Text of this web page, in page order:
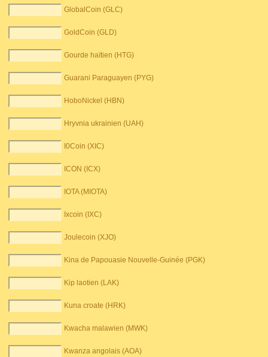
GlobalCoin (GLC)
GoldCoin (GLD)
Gourde haïtien (HTG)
Guarani Paraguayen (PYG)
HoboNickel (HBN)
Hryvnia ukrainien (UAH)
I0Coin (XIC)
ICON (ICX)
IOTA (MIOTA)
Ixcoin (IXC)
Joulecoin (XJO)
Kina de Papouasie Nouvelle-Guinée (PGK)
Kip laotien (LAK)
Kuna croate (HRK)
Kwacha malawien (MWK)
Kwanza angolais (AOA)